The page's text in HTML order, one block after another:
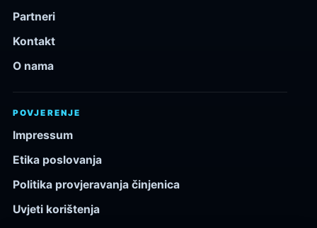
Partneri
Kontakt
O nama
POVJERENJE
Impressum
Etika poslovanja
Politika provjeravanja činjenica
Uvjeti korištenja